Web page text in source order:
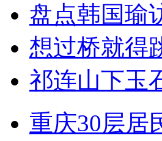
盘点韩国瑜
想过桥就得
祁连山下玉
重庆30层